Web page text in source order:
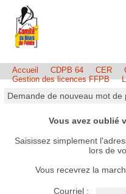
Accueil CDPB 64 CER
Gestion des licences FFPB
Demande de nouveau mot de
Vous avez oublié
Saisissez simplement
lors de
Vous recevrez la
Courriel :